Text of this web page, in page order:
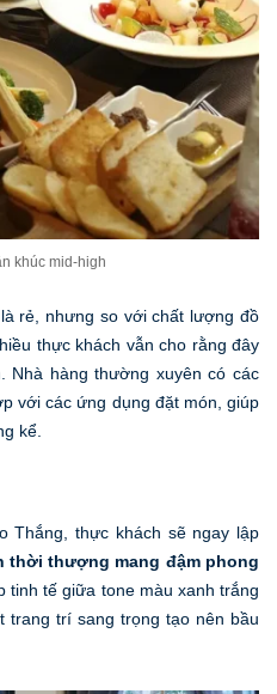
khúc mid-high
rẻ, nhưng so với chất lượng đồ
thực khách vẫn cho rằng đây
Nhà hàng thường xuyên có các
với các ứng dụng đặt món, giúp
kể.
Thắng, thực khách sẽ ngay lập
thời thượng mang đậm phong
tinh tế giữa tone màu xanh trắng
trang trí sang trọng tạo nên bầu